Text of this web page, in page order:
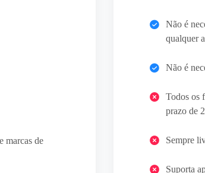
marcas de
Não é
qualquer
Não é
Todos os
prazo de
Sempre
Suporta